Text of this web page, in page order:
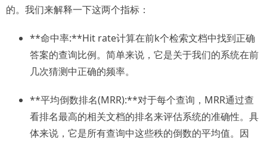
的。我们来解释一下这两个指标：
**命中率:**Hit rate计算在前k个检索文档中找到正确
答案的查询比例。简单来说，它是关于我们的系统在前
几次猜测中正确的频率。
**平均倒数排名(MRR):**对于每个查询，MRR通过查
看排名最高的相关文档的排名来评估系统的准确性。具
体来说，它是所有查询中这些秩的倒数的平均值。因